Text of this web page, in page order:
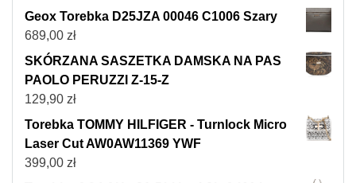
Geox Torebka D25JZA 00046 C1006 Szary
689,00 zł
SKÓRZANA SASZETKA DAMSKA NA PAS
PAOLO PERUZZI Z-15-Z
129,90 zł
Torebka TOMMY HILFIGER - Turnlock Micro
Laser Cut AW0AW11369 YWF
399,00 zł